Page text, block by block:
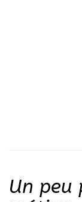
Un peu